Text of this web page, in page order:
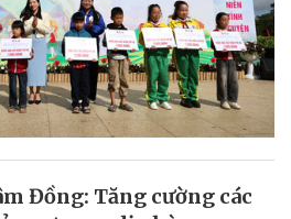
Đồng: Tăng cường các